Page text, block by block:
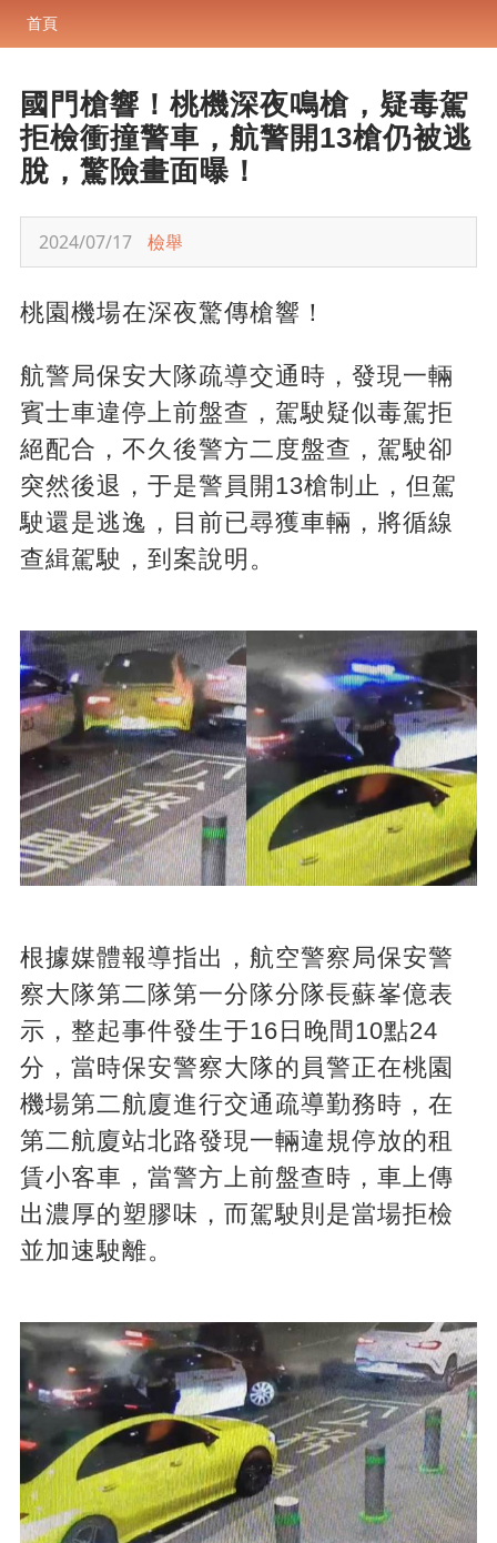
首頁
國門槍響！桃機深夜鳴槍，疑毒駕
拒檢衝撞警車，航警開13槍仍被逃
脫，驚險畫面曝！
2024/07/17 檢舉
桃園機場在深夜驚傳槍響！
航警局保安大隊疏導交通時，發現一輛
賓士車違停上前盤查，駕駛疑似毒駕拒
絕配合，不久後警方二度盤查，駕駛卻
突然後退，于是警員開13槍制止，但駕
駛還是逃逸，目前已尋獲車輛，將循線
查緝駕駛，到案說明。
根據媒體報導指出，航空警察局保安警
察大隊第二隊第一分隊分隊長蘇峯億表
示，整起事件發生于16日晚間10點24
分，當時保安警察大隊的員警正在桃園
機場第二航廈進行交通疏導勤務時，在
第二航廈站北路發現一輛違規停放的租
賃小客車，當警方上前盤查時，車上傳
出濃厚的塑膠味，而駕駛則是當場拒檢
並加速駛離。